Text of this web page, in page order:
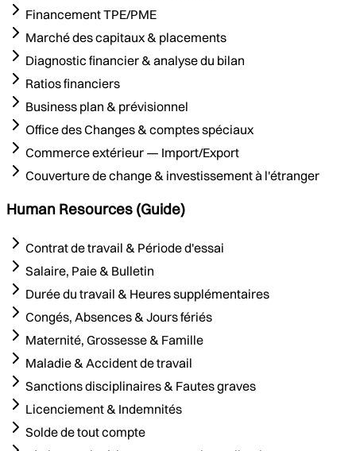
Financement TPE/PME
Marché des capitaux & placements
Diagnostic financier & analyse du bilan
Ratios financiers
Business plan & prévisionnel
Office des Changes & comptes spéciaux
Commerce extérieur — Import/Export
Couverture de change & investissement à l'étranger
Human Resources (Guide)
Contrat de travail & Période d'essai
Salaire, Paie & Bulletin
Durée du travail & Heures supplémentaires
Congés, Absences & Jours fériés
Maternité, Grossesse & Famille
Maladie & Accident de travail
Sanctions disciplinaires & Fautes graves
Licenciement & Indemnités
Solde de tout compte